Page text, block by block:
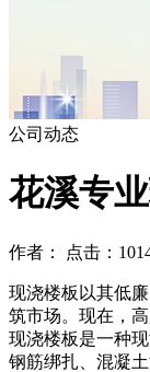
公司动态
花溪专
作者： 点击：
现浇楼板以其低
筑市场。现在，
现浇楼板是一种
钢筋绑扎、混凝